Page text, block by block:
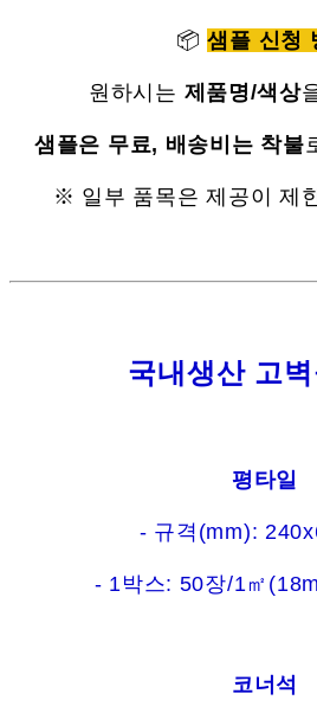
📦샘플 신청
원하시는 제품명/색상
샘플은 무료, 배송비는 착불
※ 일부 품목은 제공이 제
국내생산 고
평타일
- 규격(mm):
- 1박스: 50장/1㎡
코너석